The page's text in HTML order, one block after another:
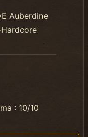
Auberdine
: 10/10